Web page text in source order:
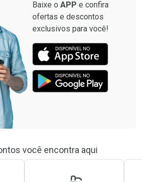
Baixe o APP e confira
ofertas e descontos
exclusivos para você!
você encontra aqui